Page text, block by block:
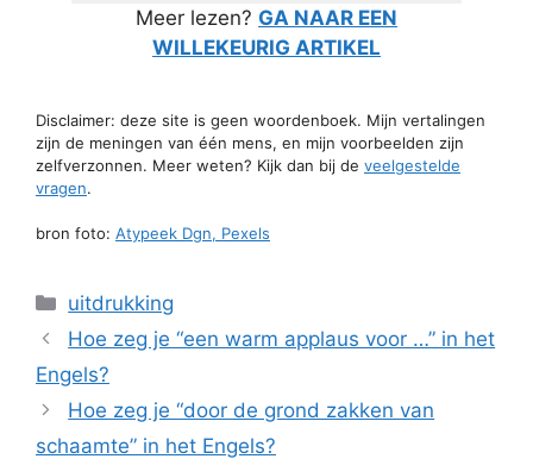
Meer lezen? GA NAAR EEN
WILLEKEURIG ARTIKEL
Disclaimer: deze site is geen woordenboek. Mijn vertalingen
zijn de meningen van één mens, en mijn voorbeelden zijn
zelfverzonnen. Meer weten? Kijk dan bij de veelgestelde
vragen.
bron foto: Atypeek Dgn, Pexels
Categorieën
uitdrukking
Hoe zeg je “een warm applaus voor …” in het
Engels?
Hoe zeg je “door de grond zakken van
schaamte” in het Engels?